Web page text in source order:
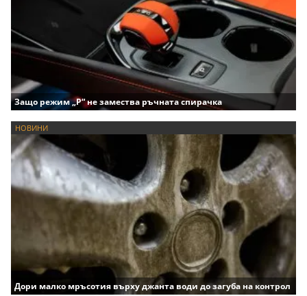
Защо режим „P“ не замества ръчната спирачка
НОВИНИ
Дори малко мръсотия върху джанта води до загуба на контрол